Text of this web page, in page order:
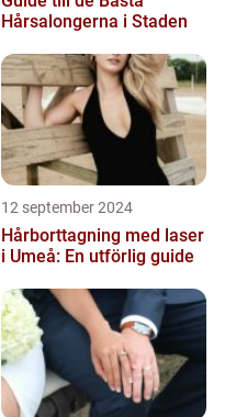
Hårsalongerna i Staden
12 september 2024
Hårborttagning med laser
i Umeå: En utförlig guide